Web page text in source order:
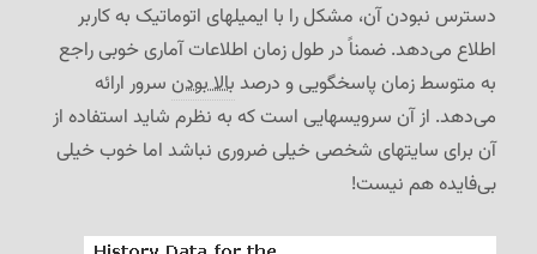
دسترس نبودن آن، مشکل را با ایمیلهای اتوماتیک به کاربر
اطلاع می‌دهد. ضمناً در طول زمان اطلاعات آماری خوبی راجع
به متوسط زمان پاسخگویی و درصد بالا بودن سرور ارائه
می‌دهد. از آن سرویسهایی است که به نظرم شاید استفاده از
آن برای سایتهای شخصی خیلی ضروری نباشد اما خوب خیلی
بی‌فایده هم نیست!